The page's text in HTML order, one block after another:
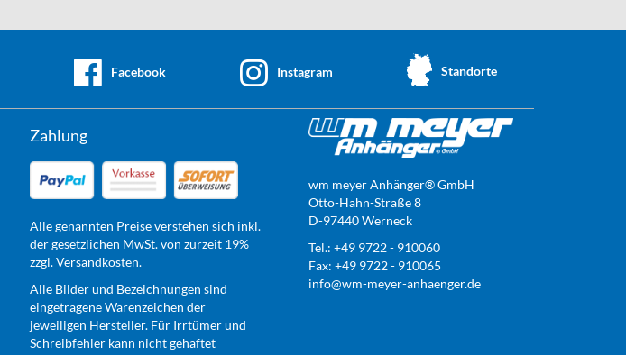
Facebook Instagram Standorte
Zahlung
Alle genannten Preise verstehen sich inkl.
der gesetzlichen MwSt. von zurzeit 19%
zzgl. Versandkosten.
Alle Bilder und Bezeichnungen sind
eingetragene Warenzeichen der
jeweiligen Hersteller. Für Irrtümer und
Schreibfehler kann nicht gehaftet
wm meyer Anhänger® GmbH
Otto-Hahn-Straße 8
D-97440 Werneck
Tel.: +49 9722 - 910060
Fax: +49 9722 - 910065
info@wm-meyer-anhaenger.de